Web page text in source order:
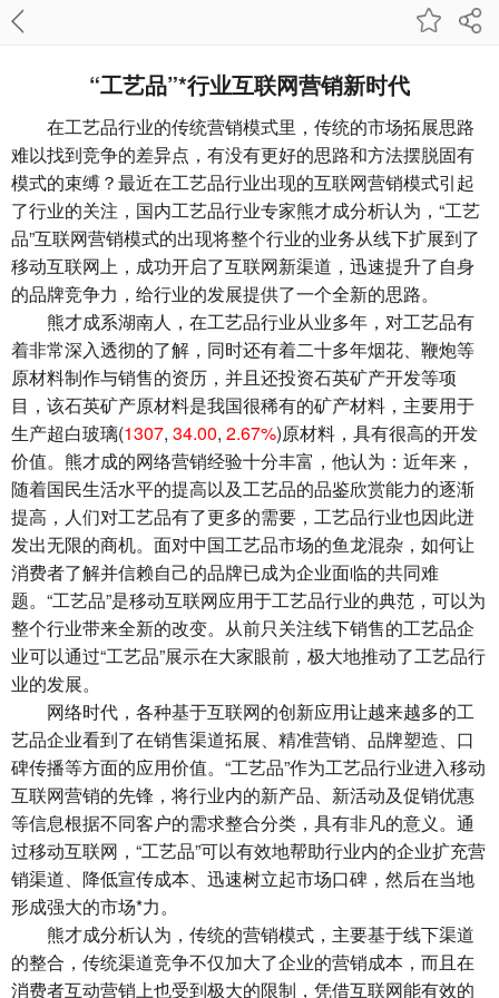
“工艺品”*行业互联网营销新时代
在工艺品行业的传统营销模式里，传统的市场拓展思路
难以找到竞争的差异点，有没有更好的思路和方法摆脱固有
模式的束缚？最近在工艺品行业出现的互联网营销模式引起
了行业的关注，国内工艺品行业专家熊才成分析认为，“工艺
品”互联网营销模式的出现将整个行业的业务从线下扩展到了
移动互联网上，成功开启了互联网新渠道，迅速提升了自身
的品牌竞争力，给行业的发展提供了一个全新的思路。
熊才成系湖南人，在工艺品行业从业多年，对工艺品有
着非常深入透彻的了解，同时还有着二十多年烟花、鞭炮等
原材料制作与销售的资历，并且还投资石英矿产开发等项
目，该石英矿产原材料是我国很稀有的矿产材料，主要用于
生产超白玻璃(1307, 34.00, 2.67%)原材料，具有很高的开发
价值。熊才成的网络营销经验十分丰富，他认为：近年来，
随着国民生活水平的提高以及工艺品的品鉴欣赏能力的逐渐
提高，人们对工艺品有了更多的需要，工艺品行业也因此迸
发出无限的商机。面对中国工艺品市场的鱼龙混杂，如何让
消费者了解并信赖自己的品牌已成为企业面临的共同难
题。“工艺品”是移动互联网应用于工艺品行业的典范，可以为
整个行业带来全新的改变。从前只关注线下销售的工艺品企
业可以通过“工艺品”展示在大家眼前，极大地推动了工艺品行
业的发展。
网络时代，各种基于互联网的创新应用让越来越多的工
艺品企业看到了在销售渠道拓展、精准营销、品牌塑造、口
碑传播等方面的应用价值。“工艺品”作为工艺品行业进入移动
互联网营销的先锋，将行业内的新产品、新活动及促销优惠
等信息根据不同客户的需求整合分类，具有非凡的意义。通
过移动互联网，“工艺品”可以有效地帮助行业内的企业扩充营
销渠道、降低宣传成本、迅速树立起市场口碑，然后在当地
形成强大的市场*力。
熊才成分析认为，传统的营销模式，主要基于线下渠道
的整合，传统渠道竞争不仅加大了企业的营销成本，而且在
消费者互动营销上也受到极大的限制，凭借互联网能有效的